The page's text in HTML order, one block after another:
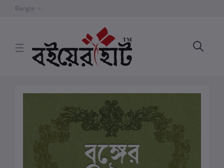
Bangla